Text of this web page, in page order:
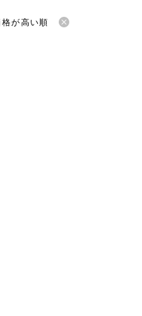
格が高い順